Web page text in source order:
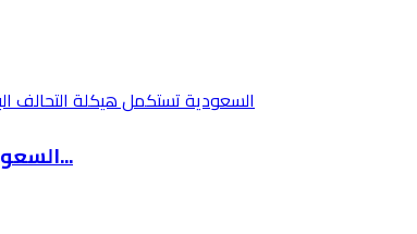
السعودية تستكمل هيكلة التحالف البحري متعدد ال...